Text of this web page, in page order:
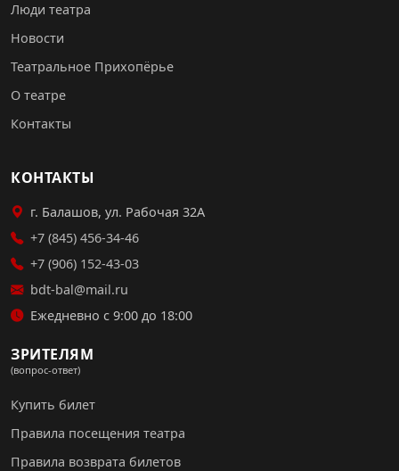
Люди театра
Новости
Театральное Прихопёрье
О театре
Контакты
КОНТАКТЫ
г. Балашов, ул. Рабочая 32А
+7 (845) 456-34-46
+7 (906) 152-43-03
bdt-bal@mail.ru
Ежедневно с 9:00 до 18:00
ЗРИТЕЛЯМ
(вопрос-ответ)
Купить билет
Правила посещения театра
Правила возврата билетов